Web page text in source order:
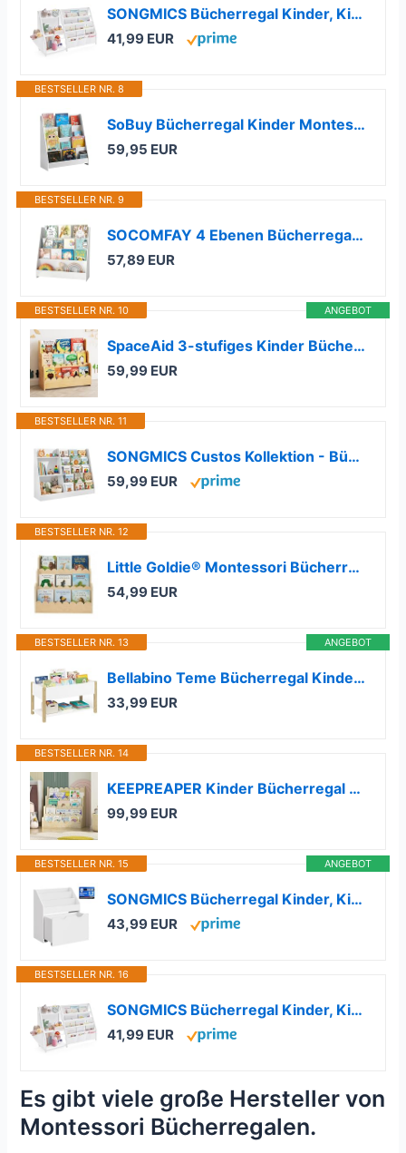
SONGMICS Bücherregal Kinder, Kinderregal, Spielzeugregal, Bücher-Organizer, mit Seitentasche, 75 cm hoch, für Kinderzimmer, Spielzimmer, weiß GKR024W01
41,99 EUR
BESTSELLER NR. 8
SoBuy Bücherregal Kinder Montessori mit 4 Fächern 80x88x30 cm Kinderzimmer
59,95 EUR
BESTSELLER NR. 9
SOCOMFAY 4 Ebenen Bücherregal Kinder Montessori – 88cm Höhe
57,89 EUR
ANGEBOT
BESTSELLER NR. 10
SpaceAid 3-stufiges Kinder Bücherregal mit geschwungenen Kanten, Montessori Bücherregal für Kleinkinder,Natur
59,99 EUR
BESTSELLER NR. 11
SONGMICS Custos Kollektion - Bücherregal Kinder, Spielzeugregal, Kinderregal, Montessori Regal mit 5 Ebenen, Kinderzimmer-Regal, für Leseecke, 30 x 103,6 x 80 cm, wolkenweiß GKR077WZ01
59,99 EUR
BESTSELLER NR. 12
Little Goldie® Montessori Bücherregal Kinder aus Holz - Frontales Buchregal für Kinderzimmer und Wohnzimmer aus Holz, Bücherregal für Baby & Kleinkind (75x27x70 cm)
54,99 EUR
ANGEBOT
BESTSELLER NR. 13
Bellabino Teme Bücherregal Kinderzimmer – Kinderbücherregal mit 4 Fächern – Montessori Bücherregal mit Ablagefach – Bücherregal für Kinder Weiß/Natur – Kinderregal aus Holz 80x40x44 cm
33,99 EUR
BESTSELLER NR. 14
KEEPREAPER Kinder Bücherregal aus Holz, Montessori Kinderregal mit 4 Ablagen, für Kinderzimmer Spielzimmer, 80x38x80cm
99,99 EUR
ANGEBOT
BESTSELLER NR. 15
SONGMICS Bücherregal Kinder, Kinderregal mit 3 Regalebenen
43,99 EUR
BESTSELLER NR. 16
SONGMICS Bücherregal Kinder, Kinderregal, Spielzeugregal, Bücher-Organizer, mit Seitentasche, 75 cm hoch, für Kinderzimmer, Spielzimmer, weiß GKR024W01
41,99 EUR
Es gibt viele große Hersteller von
Montessori Bücherregalen.